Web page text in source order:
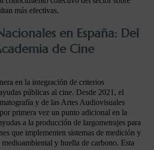
más efectivas.
en España: Del
de Cine
en la integración de criterios
públicas al cine. Desde 2021, el
y de las Artes Audiovisuales
primera vez un punto adicional en la
a la producción de largometrajes para
que implementen sistemas de medición y
y huella de carbono. Esta